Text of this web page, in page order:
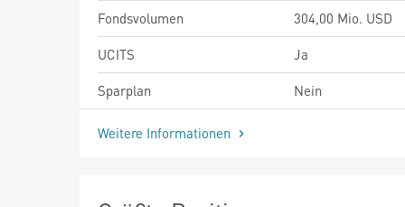
Fondsvolumen
304,00 Mio. USD
UCITS
Ja
Sparplan
Nein
Weitere Informationen